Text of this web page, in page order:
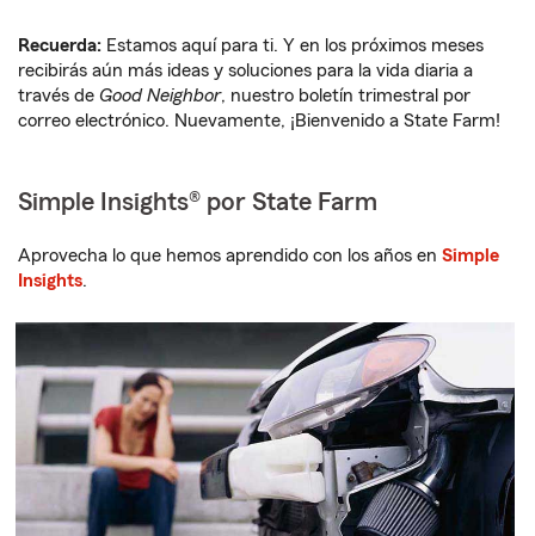
Recuerda: Estamos aquí para ti. Y en los próximos meses
recibirás aún más ideas y soluciones para la vida diaria a
través de Good Neighbor, nuestro boletín trimestral por
correo electrónico. Nuevamente, ¡Bienvenido a State Farm!
Simple Insights® por State Farm
Aprovecha lo que hemos aprendido con los años en Simple
Insights.